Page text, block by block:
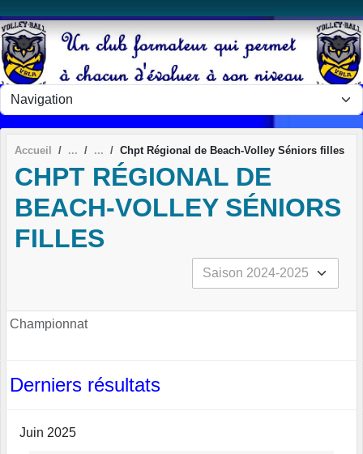
Accueil Chpt Régional de Beach-Volley Séniors filles
CHPT RÉGIONAL DE
BEACH-VOLLEY SÉNIORS
FILLES
Championnat
Derniers résultats
Juin 2025